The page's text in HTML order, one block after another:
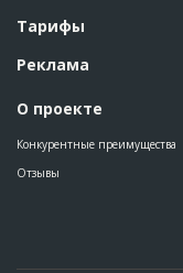
Тарифы
Реклама
О проекте
Конкурентные преимущества
Отзывы